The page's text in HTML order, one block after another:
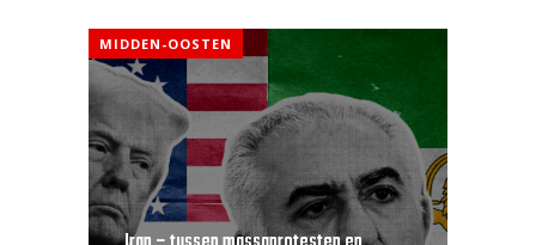
MIDDEN-OOSTEN